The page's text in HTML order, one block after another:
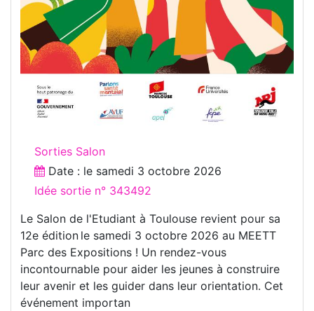
Sorties Salon
Date : le samedi 3 octobre 2026
Idée sortie n° 343492
Le Salon de l'Etudiant à Toulouse revient pour sa
12e édition le samedi 3 octobre 2026 au MEETT
Parc des Expositions ! Un rendez-vous
incontournable pour aider les jeunes à construire
leur avenir et les guider dans leur orientation. Cet
événement importan